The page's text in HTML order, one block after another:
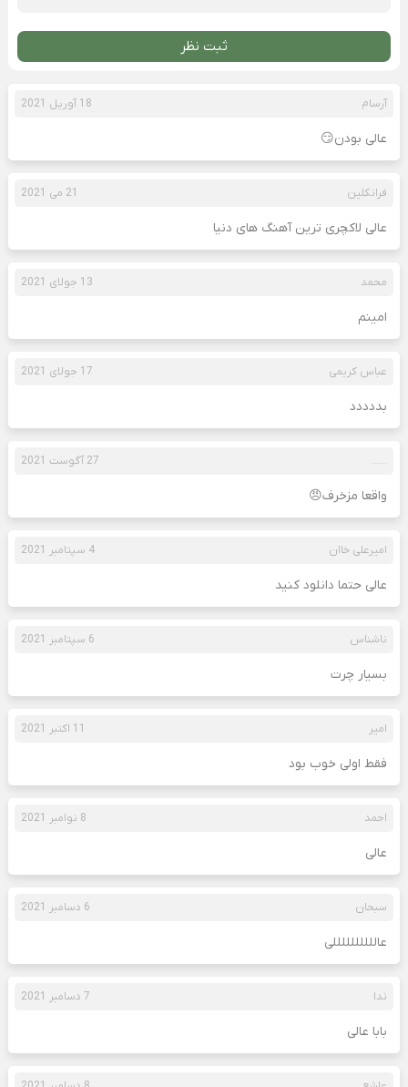
ثبت نظر
آرسام 18 آوریل 2021
عالی بودن😏
فرانکلین 21 می 2021
عالی لاکچری ترین آهنگ های دنیا
محمد 13 جولای 2021
امینم
عباس کریمی 17 جولای 2021
بددددد
…… 27 آگوست 2021
واقعا مزخرف😠
امیرعلی خاان 4 سپتامبر 2021
عالی حتما دانلود کنید
ناشناس 6 سپتامبر 2021
بسیار چرت
امیر 11 اکتبر 2021
فقط اولی خوب بود
احمد 8 نوامبر 2021
عالی
سبحان 6 دسامبر 2021
عاللللللللللی
ندا 7 دسامبر 2021
بابا عالی